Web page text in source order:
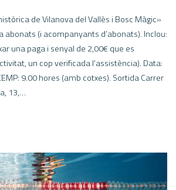
de Vilanova del Vallès i Bosc Màgic»
(i acompanyants d’abonats). Inclou:
una paga i senyal de 2,00€ que es
un cop verificada l’assistència). Data:
9.00 hores (amb cotxes). Sortida Carrer
13,…